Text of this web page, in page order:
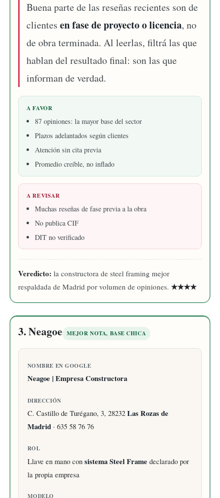
Buena parte de las reseñas recientes son de
clientes en fase de proyecto o licencia, no
de obra terminada. Al leerlas, filtrá las que
hablan del resultado final: son las que
informan de verdad.
A FAVOR
87 opiniones: la mayor base del sector
Plazos adelantados según clientes
Atención sin cita previa
Promedio creíble, no inflado
A REVISAR
Muchas reseñas de fase previa a la obra
No publica CIF
DIT no verificado
Veredicto: la constructora de steel framing mejor
respaldada de Madrid por volumen de opiniones. ★★★★
3. Neagoe MEJOR NOTA, BASE CHICA
NOMBRE EN GOOGLE
Neagoe | Empresa Constructora
DIRECCIÓN
C. Castillo de Turégano, 3, 28232 Las Rozas de
Madrid· 635 58 76 76
ROL
Llave en mano con sistema Steel Frame declarado por
la propia empresa
MODELO